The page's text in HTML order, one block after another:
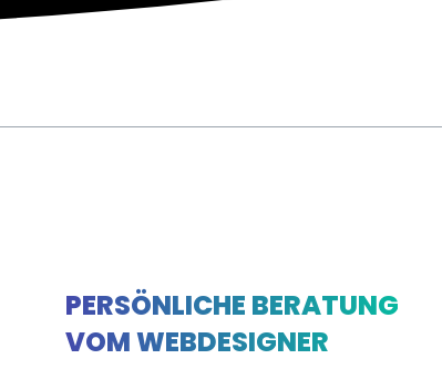
PERSÖNLICHE BERATUNG
VOM WEBDESIGNER